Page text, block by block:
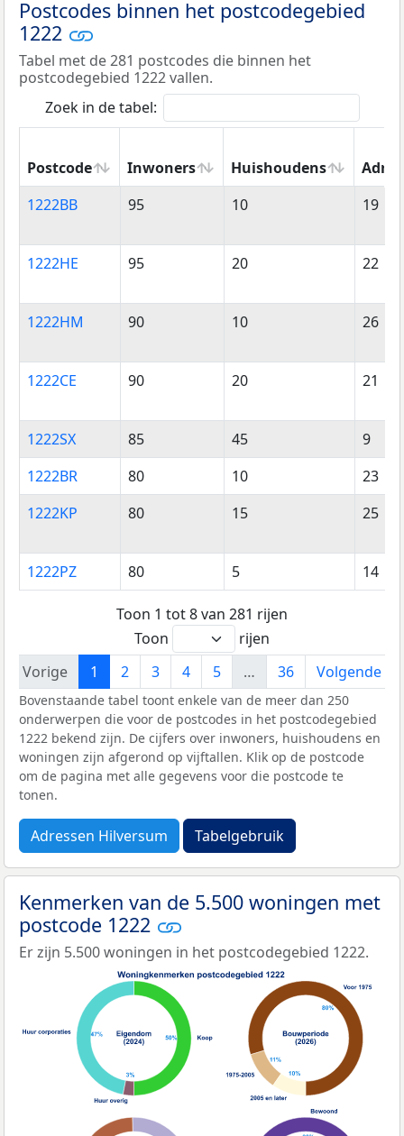
Postcodes binnen het postcodegebied
1222
Tabel met de 281 postcodes die binnen het
postcodegebied 1222 vallen.
Zoek in de tabel:
Postcode Inwoners Huishoudens
Postcode
Inwoners Huishoudens
1222BB 95 10 19
1222HE 95 20 22
1222HM 90 10 26
1222CE 90 20 21
1222SX 85 45
9
1222BR
80 10
23
1222KP
80 15 25
1222PZ 80 5 14
Toon 1 tot 8 van 281 rijen
Toon
rijen
Vorige
1 2 3 4 5 … 36 Volgende
Bovenstaande tabel toont enkele van de meer dan 250
onderwerpen die voor de postcodes in het postcodegebied
1222 bekend zijn. De cijfers over inwoners, huishoudens en
woningen zijn afgerond op vijftallen. Klik op de postcode
om de pagina met alle gegevens voor die postcode te
tonen.
Adressen Hilversum Tabelgebruik
Kenmerken van de 5.500 woningen met
postcode 1222
Er zijn 5.500 woningen in het postcodegebied 1222.